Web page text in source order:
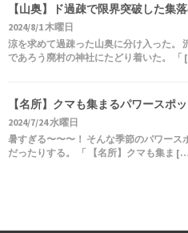
【山奥】ド過疎で限界突破した集
2024/8/1 木曜日
涼を求めて過疎った山奥に分け入った。
であろう廃村の神社にたどり着いた。
【名所】クマも集まるパワースポ
2024/7/24 水曜日
暑すぎる〜〜〜！ そんな季節のパワー
だったりする。 「 【名所】クマも集ま